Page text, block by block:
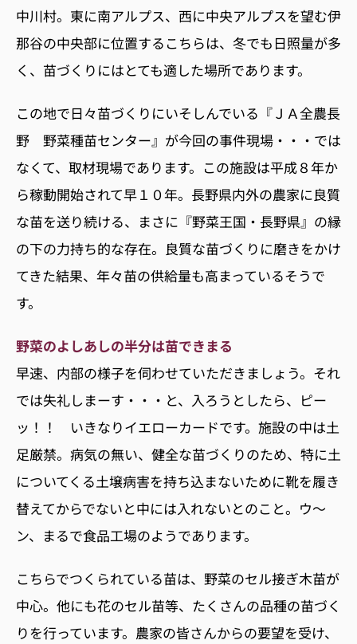
中川村。東に南アルプス、西に中央アルプスを望む伊
那谷の中央部に位置するこちらは、冬でも日照量が多
く、苗づくりにはとても適した場所であります。
この地で日々苗づくりにいそしんでいる『ＪＡ全農長
野 野菜種苗センター』が今回の事件現場・・・では
なくて、取材現場であります。この施設は平成８年か
ら稼動開始されて早１０年。長野県内外の農家に良質
な苗を送り続ける、まさに『野菜王国・長野県』の縁
の下の力持ち的な存在。良質な苗づくりに磨きをかけ
てきた結果、年々苗の供給量も高まっているそうで
す。
野菜のよしあしの半分は苗できまる
早速、内部の様子を伺わせていただきましょう。それ
では失礼しまーす・・・と、入ろうとしたら、ピー
ッ！！ いきなりイエローカードです。施設の中は土
足厳禁。病気の無い、健全な苗づくりのため、特に土
についてくる土壌病害を持ち込まないために靴を履き
替えてからでないと中には入れないとのこと。ウ〜
ン、まるで食品工場のようであります。
こちらでつくられている苗は、野菜のセル接ぎ木苗が
中心。他にも花のセル苗等、たくさんの品種の苗づく
りを行っています。農家の皆さんからの要望を受け、